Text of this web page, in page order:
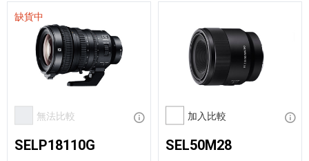
無法比較 顯示資訊
缺貨中
SELP18110G
加入比較 顯示
SEL50M28